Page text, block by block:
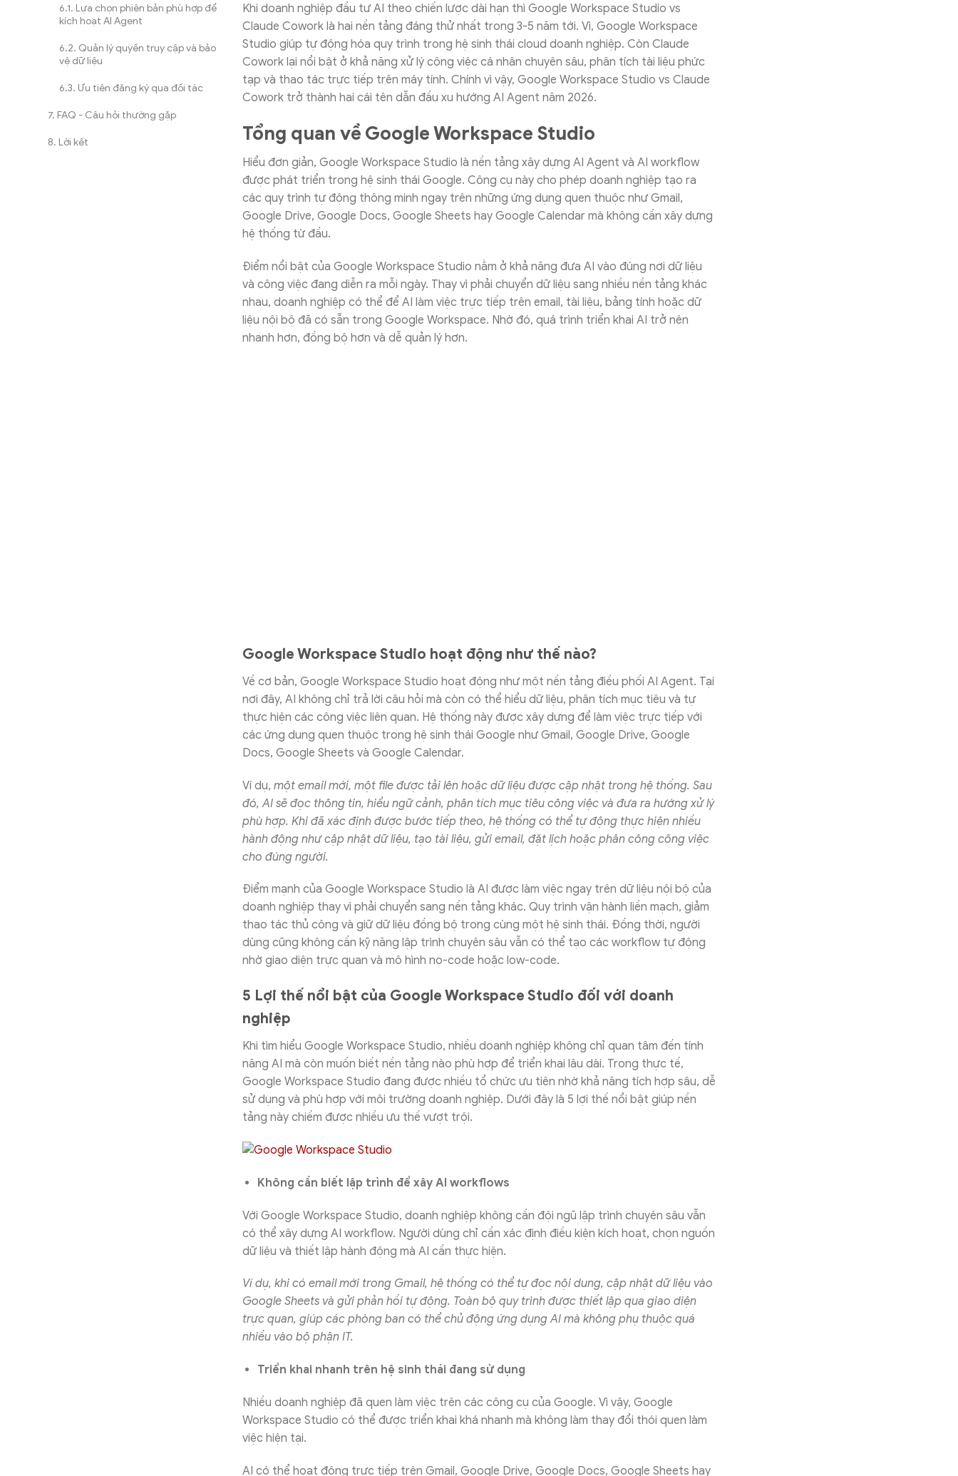
Lựa chọn phiên bản phù hợp để
kích hoạt AI Agent
Quản lý quyền truy cập và bảo
vệ dữ liệu
Ưu tiên đăng ký qua đối tác
FAQ - Câu hỏi thường gặp
Lời kết
Khi doanh nghiệp đầu tư AI theo chiến lược dài hạn thì Google Workspace Studio vs
Claude Cowork là hai nền tảng đáng thử nhất trong 3-5 năm tới. Vì, Google Workspace
Studio giúp tự động hóa quy trình trong hệ sinh thái cloud doanh nghiệp. Còn Claude
Cowork lại nổi bật ở khả năng xử lý công việc cá nhân chuyên sâu, phân tích tài liệu phức
tạp và thao tác trực tiếp trên máy tính. Chính vì vậy, Google Workspace Studio vs Claude
Cowork trở thành hai cái tên dẫn đầu xu hướng AI Agent năm 2026.
Tổng quan về Google Workspace Studio
Hiểu đơn giản, Google Workspace Studio là nền tảng xây dựng AI Agent và AI workflow
được phát triển trong hệ sinh thái Google. Công cụ này cho phép doanh nghiệp tạo ra
các quy trình tự động thông minh ngay trên những ứng dụng quen thuộc như Gmail,
Google Drive, Google Docs, Google Sheets hay Google Calendar mà không cần xây dựng
hệ thống từ đầu.
Điểm nổi bật của Google Workspace Studio nằm ở khả năng đưa AI vào đúng nơi dữ liệu
và công việc đang diễn ra mỗi ngày. Thay vì phải chuyển dữ liệu sang nhiều nền tảng khác
nhau, doanh nghiệp có thể để AI làm việc trực tiếp trên email, tài liệu, bảng tính hoặc dữ
liệu nội bộ đã có sẵn trong Google Workspace. Nhờ đó, quá trình triển khai AI trở nên
nhanh hơn, đồng bộ hơn và dễ quản lý hơn.
Google Workspace Studio hoạt động như thế nào?
Về cơ bản, Google Workspace Studio hoạt động như một nền tảng điều phối AI Agent. Tại
nơi đây, AI không chỉ trả lời câu hỏi mà còn có thể hiểu dữ liệu, phân tích mục tiêu và tự
thực hiện các công việc liên quan. Hệ thống này được xây dựng để làm việc trực tiếp với
các ứng dụng quen thuộc trong hệ sinh thái Google như Gmail, Google Drive, Google
Docs, Google Sheets và Google Calendar.
Ví dụ, một email mới, một file được tải lên hoặc dữ liệu được cập nhật trong hệ thống. Sau
đó, AI sẽ đọc thông tin, hiểu ngữ cảnh, phân tích mục tiêu công việc và đưa ra hướng xử lý
phù hợp. Khi đã xác định được bước tiếp theo, hệ thống có thể tự động thực hiện nhiều
hành động như cập nhật dữ liệu, tạo tài liệu, gửi email, đặt lịch hoặc phân công công việc
cho đúng người.
Điểm mạnh của Google Workspace Studio là AI được làm việc ngay trên dữ liệu nội bộ của
doanh nghiệp thay vì phải chuyển sang nền tảng khác. Quy trình vận hành liền mạch, giảm
thao tác thủ công và giữ dữ liệu đồng bộ trong cùng một hệ sinh thái. Đồng thời, người
dùng cũng không cần kỹ năng lập trình chuyên sâu vẫn có thể tạo các workflow tự động
nhờ giao diện trực quan và mô hình no-code hoặc low-code.
5 Lợi thế nổi bật của Google Workspace Studio đối với doanh
nghiệp
Khi tìm hiểu Google Workspace Studio, nhiều doanh nghiệp không chỉ quan tâm đến tính
năng AI mà còn muốn biết nền tảng nào phù hợp để triển khai lâu dài. Trong thực tế,
Google Workspace Studio đang được nhiều tổ chức ưu tiên nhờ khả năng tích hợp sâu, dễ
sử dụng và phù hợp với môi trường doanh nghiệp. Dưới đây là 5 lợi thế nổi bật giúp nền
tảng này chiếm được nhiều ưu thế vượt trội.
Không cần biết lập trình để xây AI workflows
Với Google Workspace Studio, doanh nghiệp không cần đội ngũ lập trình chuyên sâu vẫn
có thể xây dựng AI workflow. Người dùng chỉ cần xác định điều kiện kích hoạt, chọn nguồn
dữ liệu và thiết lập hành động mà AI cần thực hiện.
Ví dụ, khi có email mới trong Gmail, hệ thống có thể tự đọc nội dung, cập nhật dữ liệu vào
Google Sheets và gửi phản hồi tự động. Toàn bộ quy trình được thiết lập qua giao diện
trực quan, giúp các phòng ban có thể chủ động ứng dụng AI mà không phụ thuộc quá
nhiều vào bộ phận IT.
Triển khai nhanh trên hệ sinh thái đang sử dụng
Nhiều doanh nghiệp đã quen làm việc trên các công cụ của Google. Vì vậy, Google
Workspace Studio có thể được triển khai khá nhanh mà không làm thay đổi thói quen làm
việc hiện tại.
AI có thể hoạt động trực tiếp trên Gmail, Google Drive, Google Docs, Google Sheets hay